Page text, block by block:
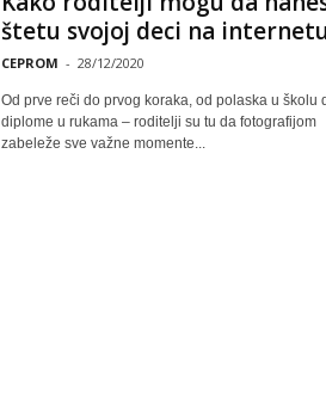
štetu svojoj deci na internetu
CEPROM - 28/12/2020
Od prve reči do prvog koraka, od polaska u školu
diplome u rukama – roditelji su tu da fotografijom
zabeleže sve važne momente...